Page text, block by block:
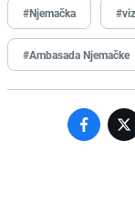
#Njemačka
#Ambasada Njemačke